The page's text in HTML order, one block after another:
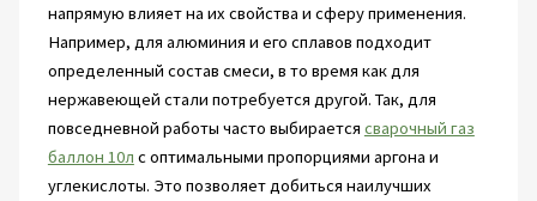
напрямую влияет на их свойства и сферу применения.
Например, для алюминия и его сплавов подходит
определенный состав смеси, в то время как для
нержавеющей стали потребуется другой. Так, для
повседневной работы часто выбирается сварочный газ
баллон 10л с оптимальными пропорциями аргона и
углекислоты. Это позволяет добиться наилучших